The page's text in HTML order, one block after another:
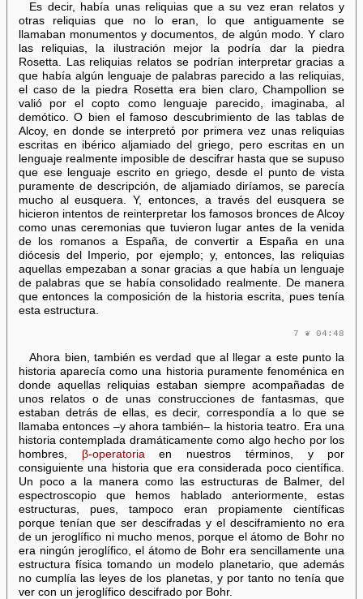
Es decir, había unas reliquias que a su vez eran relatos y
otras reliquias que no lo eran, lo que antiguamente se
llamaban monumentos y documentos, de algún modo. Y claro
las reliquias, la ilustración mejor la podría dar la piedra
Rosetta. Las reliquias relatos se podrían interpretar gracias a
que había algún lenguaje de palabras parecido a las reliquias,
el caso de la piedra Rosetta era bien claro, Champollion se
valió por el copto como lenguaje parecido, imaginaba, al
demótico. O bien el famoso descubrimiento de las tablas de
Alcoy, en donde se interpretó por primera vez unas reliquias
escritas en ibérico aljamiado del griego, pero escritas en un
lenguaje realmente imposible de descifrar hasta que se supuso
que ese lenguaje escrito en griego, desde el punto de vista
puramente de descripción, de aljamiado diríamos, se parecía
mucho al eusquera. Y, entonces, a través del eusquera se
hicieron intentos de reinterpretar los famosos bronces de Alcoy
como unas ceremonias que tuvieron lugar antes de la venida
de los romanos a España, de convertir a España en una
diócesis del Imperio, por ejemplo; y, entonces, las reliquias
aquellas empezaban a sonar gracias a que había un lenguaje
de palabras que se había consolidado realmente. De manera
que entonces la composición de la historia escrita, pues tenía
esta estructura.
7 ❦ 04:48
Ahora bien, también es verdad que al llegar a este punto la
historia aparecía como una historia puramente fenoménica en
donde aquellas reliquias estaban siempre acompañadas de
unos relatos o de unas construcciones de fantasmas, que
estaban detrás de ellas, es decir, correspondía a lo que se
llamaba entonces –y ahora también– la historia teatro. Era una
historia contemplada dramáticamente como algo hecho por los
hombres, β-operatoria en nuestros términos, y por
consiguiente una historia que era considerada poco científica.
Un poco a la manera como las estructuras de Balmer, del
espectroscopio que hemos hablado anteriormente, estas
estructuras, pues, tampoco eran propiamente científicas
porque tenían que ser descifradas y el desciframiento no era
de un jeroglífico ni mucho menos, porque el átomo de Bohr no
era ningún jeroglífico, el átomo de Bohr era sencillamente una
estructura física tomando un modelo planetario, que además
no cumplía las leyes de los planetas, y por tanto no tenía que
ver con un jeroglífico descifrado por Bohr.